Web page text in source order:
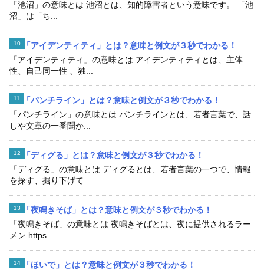
「池沼」の意味とは 池沼とは、知的障害者という意味です。 「池
沼」は「ち...
「アイデンティティ」とは？意味と例文が３秒でわかる！
「アイデンティティ」の意味とは アイデンティティとは、主体
性、自己同一性 、独...
「パンチライン」とは？意味と例文が３秒でわかる！
「パンチライン」の意味とは パンチラインとは、若者言葉で、話
しや文章の一番聞か...
「ディグる」とは？意味と例文が３秒でわかる！
「ディグる」の意味とは ディグるとは、若者言葉の一つで、情報
を探す、掘り下げて...
「夜鳴きそば」とは？意味と例文が３秒でわかる！
「夜鳴きそば」の意味とは 夜鳴きそばとは、夜に提供されるラー
メン https...
「ほいで」とは？意味と例文が３秒でわかる！